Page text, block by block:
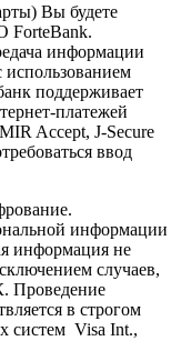
Вы будете
ForteBank.
информации
поддерживает
платежей
Accept, J-Secure
ввод
информации
информация не
случаев,
Проведение
в строгом
систем Visa Int.,